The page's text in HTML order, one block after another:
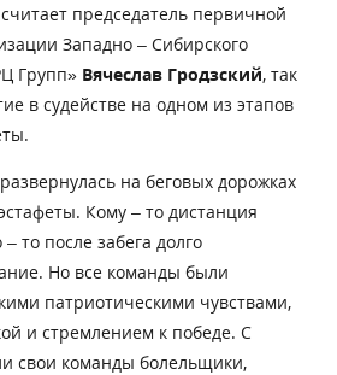
председатель первичной
Западно – Сибирского
Групп» Вячеслав Гродзский, так
в судействе на одном из этапов
на беговых дорожках
Кому – то дистанция
– то после забега долго
Но все команды были
патриотическими чувствами,
и стремлением к победе. С
свои команды болельщики,